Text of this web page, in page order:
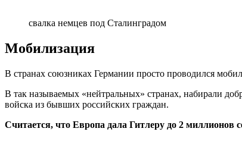
свалка немцев под Сталинградом
Мобилизация
В странах союзниках Германии просто проводился
В так называемых «нейтральных» странах, набирали
войска из бывших российских граждан.
Считается, что Европа дала Гитлеру до 2 миллионов